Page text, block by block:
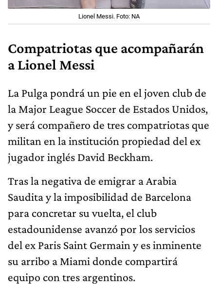
Lionel Messi. Foto: NA
Compatriotas que acompañarán
a Lionel Messi
La Pulga pondrá un pie en el joven club de
la Major League Soccer de Estados Unidos,
y será compañero de tres compatriotas que
militan en la institución propiedad del ex
jugador inglés David Beckham.
Tras la negativa de emigrar a Arabia
Saudita y la imposibilidad de Barcelona
para concretar su vuelta, el club
estadounidense avanzó por los servicios
del ex Paris Saint Germain y es inminente
su arribo a Miami donde compartirá
equipo con tres argentinos.